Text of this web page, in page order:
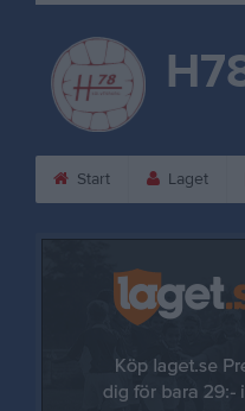
Start Laget